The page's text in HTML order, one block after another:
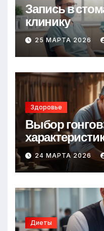
Запись в
клинику
25 МАРТА 2026
Здоровье
Выбор
24 МАРТА 2026
Диеты